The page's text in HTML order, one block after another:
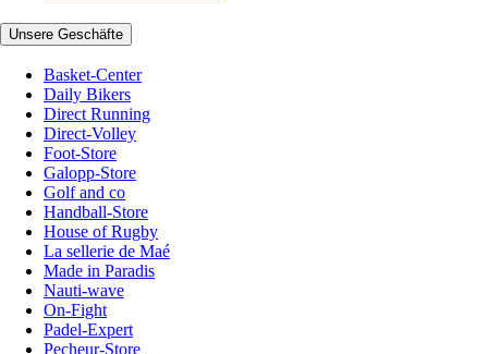
Unsere Geschäfte
Basket-Center
Daily Bikers
Direct Running
Direct-Volley
Foot-Store
Galopp-Store
Golf and co
Handball-Store
House of Rugby
La sellerie de Maé
Made in Paradis
Nauti-wave
On-Fight
Padel-Expert
Pecheur-Store